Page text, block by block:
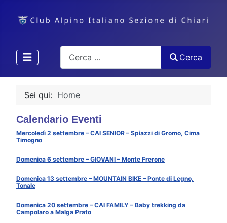
Cerca
Sei qui: Home
Calendario Eventi
Mercoledì 2 settembre – CAI SENIOR – Spiazzi di Gromo, Cima
Timogno
Domenica 6 settembre – GIOVANI – Monte Frerone
Domenica 13 settembre – MOUNTAIN BIKE – Ponte di Legno,
Tonale
Domenica 20 settembre – CAI FAMILY – Baby trekking da
Campolaro a Malga Prato